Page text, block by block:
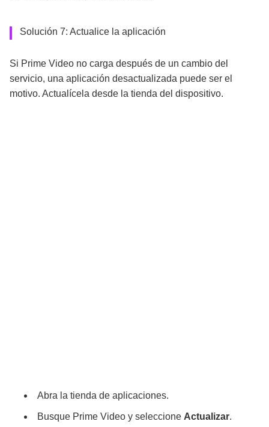
Solución 7: Actualice la aplicación
Si Prime Video no carga después de un cambio del
servicio, una aplicación desactualizada puede ser el
motivo. Actualícela desde la tienda del dispositivo.
Abra la tienda de aplicaciones.
Busque Prime Video y seleccione Actualizar.